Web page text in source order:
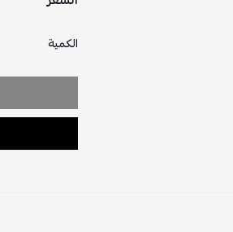
الكمية